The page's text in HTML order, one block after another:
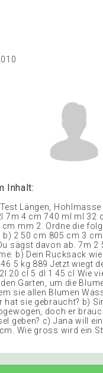
Inhalt:
Längen,
7m 4 cm 740 ml ml 32
cm mm 2. Ordne die
b) 2 50 cm 805 cm 3
sägst davon ab. 7m 2
b) Dein Rucksack
5 kg 889 Jetzt wiegt
20 cl 5 dl 1 45 cl Wie
Garten, um die
sie allen Blumen
hat sie gebraucht? b)
doch er
geben? c) Jana will
Wie gross wird ein